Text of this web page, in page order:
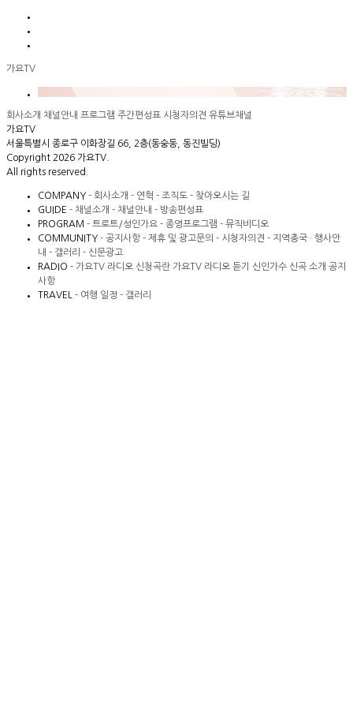
가요TV
회사소개 채널안내 프로그램 주간편성표 시청자의견 유튜브채널
가요TV
서울특별시 종로구 이화장길 66, 2층(동숭동, 동진빌딩)
Copyright 2026 가요TV.
All rights reserved.
COMPANY - 회사소개 - 연혁 - 조직도 - 찾아오시는 길
GUIDE - 채널소개 - 채널안내 - 방송편성표
PROGRAM - 트로트/성인가요 - 종영프로그램 - 뮤직비디오
COMMUNITY - 공지사항 - 제휴 및 광고문의 - 시청자의견 - 지역총국 · 행사안
내 - 갤러리 - 신문광고
RADIO - 가요TV 라디오 신청곡란 가요TV 라디오 듣기 신인가수 신곡 소개 공지
사항
TRAVEL
- 여행 일정 - 갤러리